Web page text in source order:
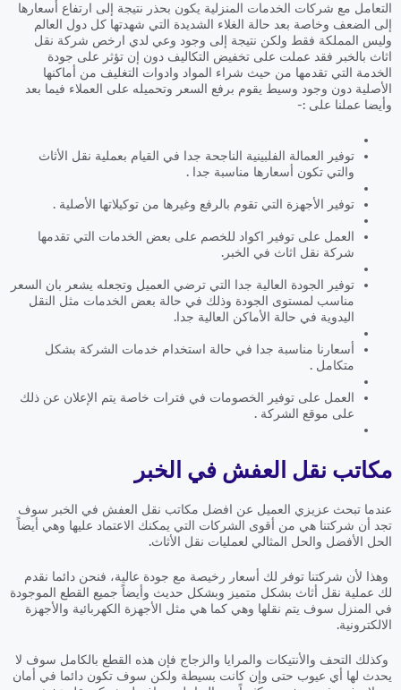
التعامل مع شركات الخدمات المنزلية يكون بحذر نتيجة إلى ارتفاع أسعارها
إلى الضعف وخاصة بعد حالة الغلاء الشديدة التي شهدتها كل دول العالم
وليس المملكة فقط ولكن نتيجة إلى وجود وعي لدي ارخص شركة نقل
اثاث بالخبر فقد عملت على تخفيض التكاليف دون إن تؤثر على جودة
الخدمة التي تقدمها من حيث شراء المواد وادوات التغليف من أماكنها
الأصلية دون وجود وسيط يقوم برفع السعر وتحميله على العملاء فيما بعد
وأيضا عملنا على :-
توفير العمالة الفلبينية الناجحة جدا في القيام بعملية نقل الأثاث
والتي تكون أسعارها مناسبة جدا .
توفير الأجهزة التي تقوم بالرفع وغيرها من توكيلاتها الأصلية .
العمل على توفير اكواد للخصم على بعض الخدمات التي تقدمها
شركة نقل اثاث في الخبر.
توفير الجودة العالية جدا التي ترضي العميل وتجعله يشعر بان السعر
مناسب لمستوى الجودة وذلك في حالة بعض الخدمات مثل النقل
اليدوية في حالة الأماكن العالية جدا.
أسعارنا مناسبة جدا في حالة استخدام خدمات الشركة بشكل
متكامل .
العمل على توفير الخصومات في فترات خاصة يتم الإعلان عن ذلك
على موقع الشركة .
مكاتب نقل العفش في الخبر
عندما تبحث عزيزي العميل عن افضل مكاتب نقل العفش في الخبر سوف
تجد أن شركتنا هي من أقوى الشركات التي يمكنك الاعتماد عليها وهي أيضاً
الحل الأفضل والحل المثالي لعمليات نقل الأثاث.
وهذا لأن شركتنا توفر لك أسعار رخيصة مع جودة عالية، فنحن دائما نقدم
لك عملية نقل أثاث بشكل متميز وبشكل حديث وأيضاً جميع القطع الموجودة
في المنزل سوف يتم نقلها وهي كما هي مثل الأجهزة الكهربائية والأجهزة
الالكترونية.
وكذلك التحف والأنتيكات والمرايا والزجاج فإن هذه القطع بالكامل سوف لا
يحدث لها أي عيوب حتى وإن كانت بسيطة ولكن سوف تكون دائما في أمان